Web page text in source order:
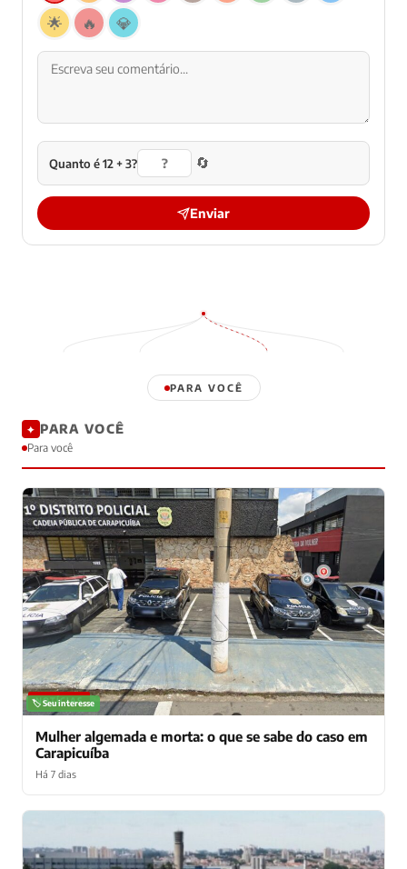
🌟
🔥 💎
Quanto é 12 + 3? 🔄
Enviar
PARA VOCÊ
✦ PARA VOCÊ
Para você
NOTÍCIAS
🏷️ Seu interesse
Mulher algemada e morta: o que se sabe do caso em
Carapicuíba
Há 7 dias